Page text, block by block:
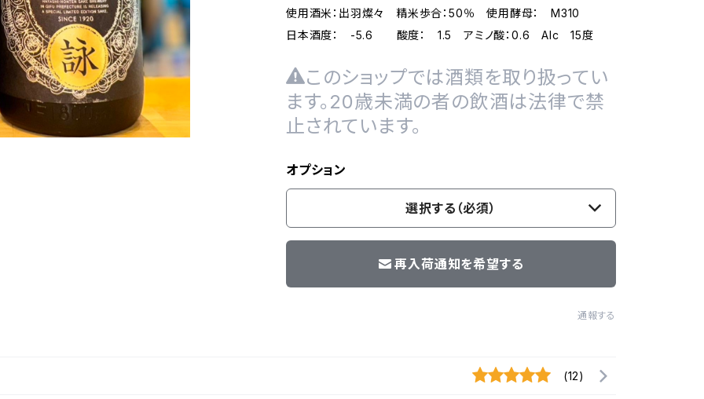
使用酒米：出羽燦々 精米歩合：50％ 使用酵母： M310
日本酒度： -5.6 酸度： 1.5 アミノ酸：0.6 Alc 15度
このショップでは酒類を取り扱ってい
ます。20歳未満の者の飲酒は法律で禁
止されています。
オプション
選択する（必須）
再入荷通知を希望する
通報する
(12)